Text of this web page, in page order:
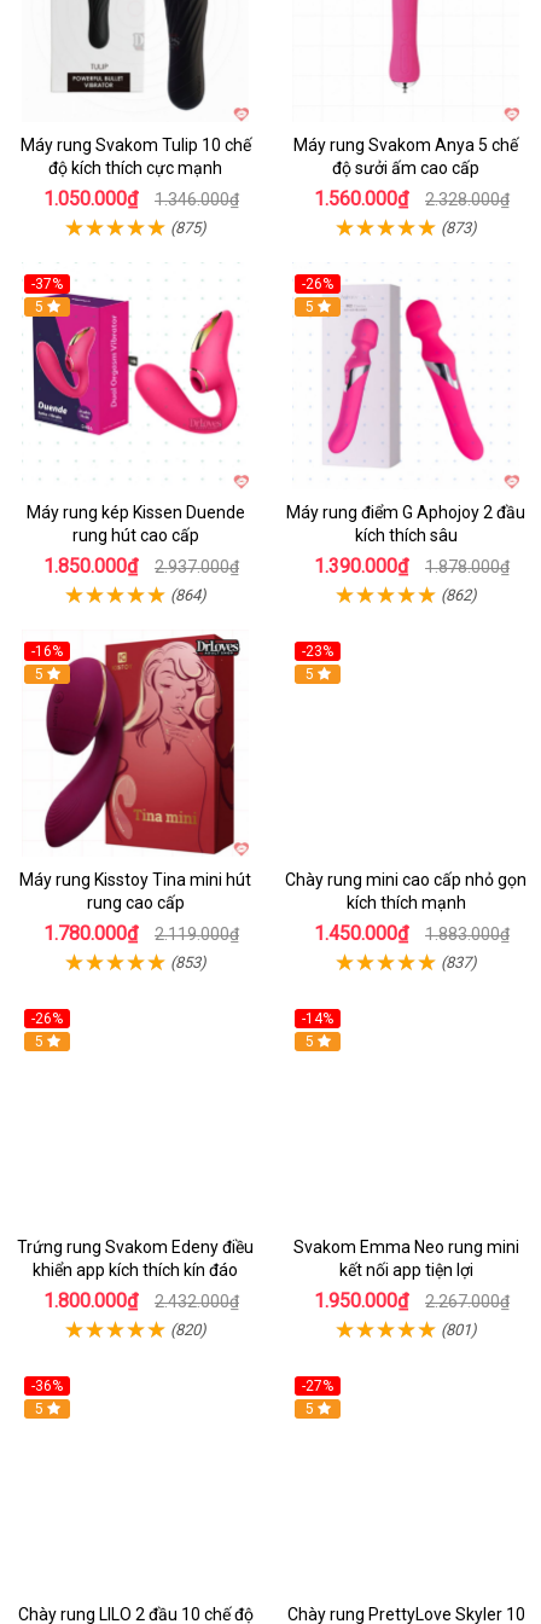
Máy rung Svakom Tulip 10 chế
độ kích thích cực mạnh
1.050.000₫ 1.346.000₫
(875)
Máy rung Svakom Anya 5 chế
độ sưởi ấm cao cấp
1.560.000₫ 2.328.000₫
(873)
-37%
Hot
5
Máy rung kép Kissen Duende
rung hút cao cấp
1.850.000₫ 2.937.000₫
(864)
-26%
Hot
5
Máy rung điểm G Aphojoy 2 đầu
kích thích sâu
1.390.000₫ 1.878.000₫
(862)
-16%
Hot
5
Máy rung Kisstoy Tina mini hút
rung cao cấp
1.780.000₫ 2.119.000₫
(853)
-23%
Hot
5
Chày rung mini cao cấp nhỏ gọn
kích thích mạnh
1.450.000₫ 1.883.000₫
(837)
-26%
Hot
5
Trứng rung Svakom Edeny điều
khiển app kích thích kín đáo
1.800.000₫ 2.432.000₫
(820)
-14%
Hot
5
Svakom Emma Neo rung mini
kết nối app tiện lợi
1.950.000₫ 2.267.000₫
(801)
-36%
Hot
5
Chày rung LILO 2 đầu 10 chế độ
-27%
Hot
5
Chày rung PrettyLove Skyler 10